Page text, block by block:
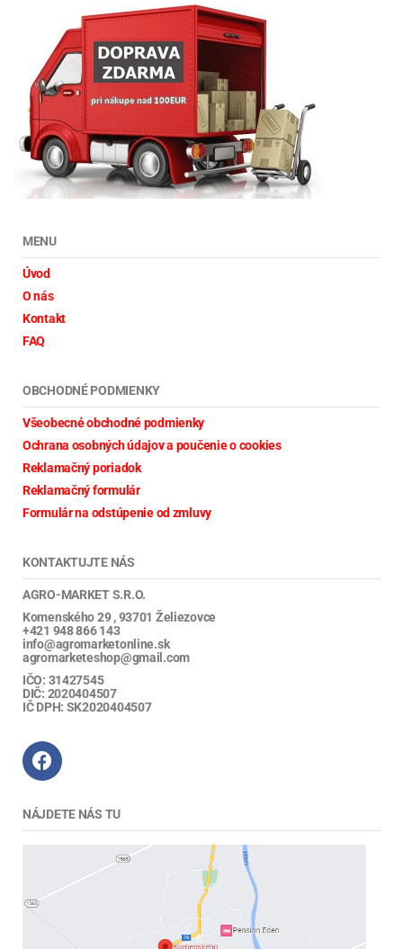
MENU
Úvod
O nás
Kontakt
FAQ
OBCHODNÉ PODMIENKY
Všeobecné obchodné podmienky
Ochrana osobných údajov a poučenie o cookies
Reklamačný poriadok
Reklamačný formulár
Formulár na odstúpenie od zmluvy
KONTAKTUJTE NÁS
AGRO-MARKET S.R.O.
Komenského 29 , 93701 Želiezovce
+421 948 866 143
info@agromarketonline.sk
agromarketeshop@gmail.com
IČO: 31427545
DIČ: 2020404507
IČ DPH: SK2020404507
NÁJDETE NÁS TU